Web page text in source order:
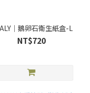
｜鵝卵石衛生紙盒-L
NT$720